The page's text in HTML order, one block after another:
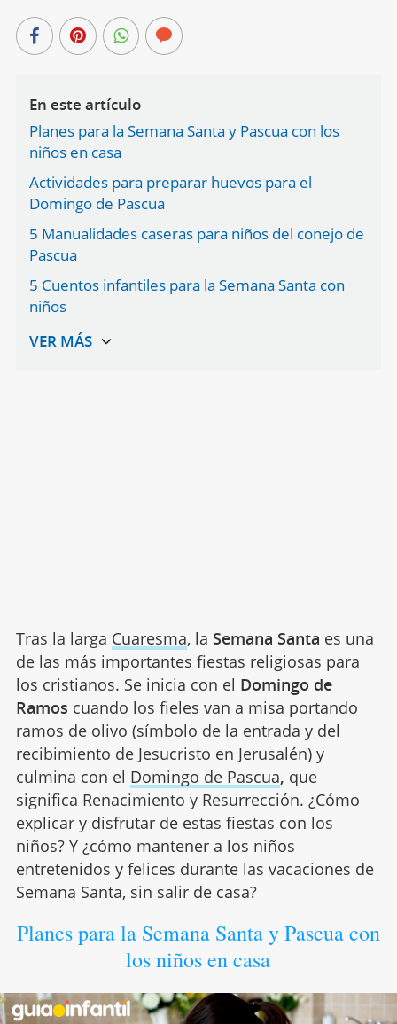
En este artículo
Planes para la Semana Santa y Pascua con los
niños en casa
Actividades para preparar huevos para el
Domingo de Pascua
5 Manualidades caseras para niños del conejo de
Pascua
5 Cuentos infantiles para la Semana Santa con
niños
Tras la larga Cuaresma, la Semana Santa es una
de las más importantes fiestas religiosas para
los cristianos. Se inicia con el Domingo de
Ramos cuando los fieles van a misa portando
ramos de olivo (símbolo de la entrada y del
recibimiento de Jesucristo en Jerusalén) y
culmina con el Domingo de Pascua, que
significa Renacimiento y Resurrección. ¿Cómo
explicar y disfrutar de estas fiestas con los
niños? Y ¿cómo mantener a los niños
entretenidos y felices durante las vacaciones de
Semana Santa, sin salir de casa?
Planes para la Semana Santa y Pascua con
los niños en casa